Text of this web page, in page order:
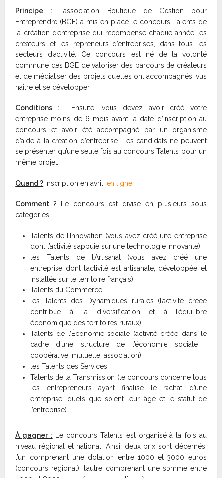
Principe : L’association Boutique de Gestion pour
Entreprendre (BGE) a mis en place le concours Talents de
la création d’entreprise qui récompense chaque année les
créateurs et les repreneurs d’entreprises, dans tous les
secteurs d’activité. Ce concours est né de la volonté
commune des BGE de valoriser des parcours de créateurs
et de médiatiser des projets qu’elles ont accompagnés, vus
naître et se développer.
Conditions : Ensuite, vous devez avoir créé votre
entreprise moins de 6 mois avant la date d’inscription au
concours et avoir été accompagné par un organisme
d’aide à la création d’entreprise. Les candidats ne peuvent
se présenter qu’une seule fois au concours Talents pour un
même projet.
Quand ? Inscription en avril,en ligne
Comment ? Le concours est divisé en plusieurs sous
catégories :
Talents de l’Innovation (vous avez créé une entreprise
dont l’activité s’appuie sur une technologie innovante)
les Talents de l’Artisanat (vous avez créé une
entreprise dont l’activité est artisanale, développée et
installée sur le territoire français)
Talents du Commerce
les Talents des Dynamiques rurales (l’activité créée
contribue à la diversification et à l’équilibre
économique des territoires ruraux)
Talents de l’Économie sociale (activité créée dans le
cadre d’une structure de l’économie sociale :
coopérative, mutuelle, association)
les Talents des Services
Talents de la Transmission (le concours concerne tous
les entrepreneurs ayant finalisé le rachat d’une
entreprise, quels que soient leur âge et le statut de
l’entreprise)
À gagner : Le concours Talents est organisé à la fois au
niveau régional et national. Ainsi, deux prix sont décernés,
l’un comprenant une dotation entre 1000 et 3000 euros
(concours régional), l’autre comprenant une somme entre